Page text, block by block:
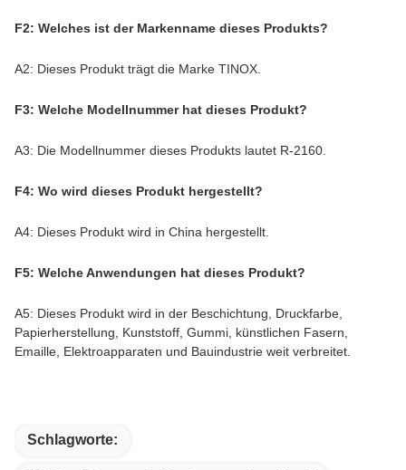
F2: Welches ist der Markenname dieses Produkts?
A2: Dieses Produkt trägt die Marke TINOX.
F3: Welche Modellnummer hat dieses Produkt?
A3: Die Modellnummer dieses Produkts lautet R-2160.
F4: Wo wird dieses Produkt hergestellt?
A4: Dieses Produkt wird in China hergestellt.
F5: Welche Anwendungen hat dieses Produkt?
A5: Dieses Produkt wird in der Beschichtung, Druckfarbe,
Papierherstellung, Kunststoff, Gummi, künstlichen Fasern,
Emaille, Elektroapparaten und Bauindustrie weit verbreitet.
Schlagworte: